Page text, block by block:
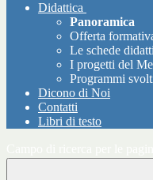
Didattica
Panoramica
Offerta
Le schede
I progetti del
Programmi
Dicono di Noi
Contatti
Libri di testo